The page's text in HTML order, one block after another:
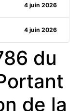
4 juin 2026
4 juin 2026
du
de la